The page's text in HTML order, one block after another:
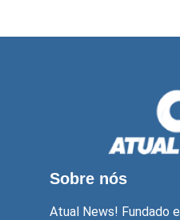
Sobre nós
Atual News! Fundado